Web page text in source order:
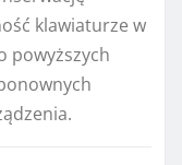
klawiaturze w
powyższych